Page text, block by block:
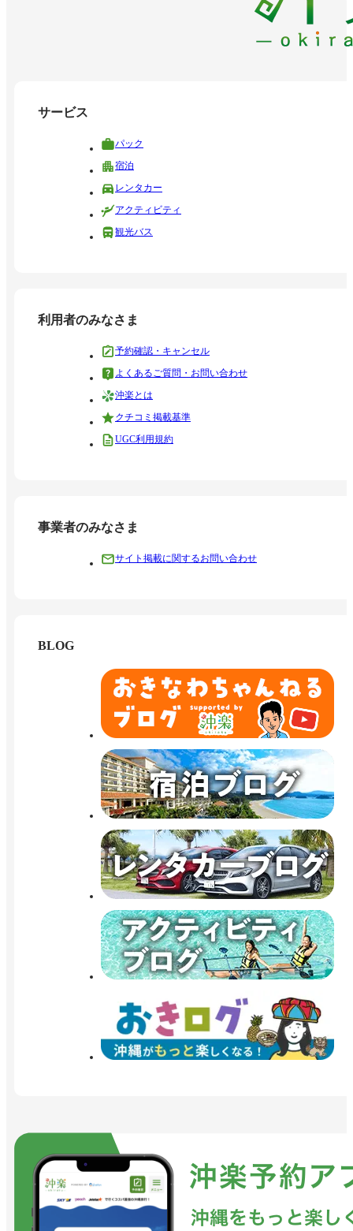
サービス
パック
宿泊
レンタカー
アクティビティ
観光バス
利用者のみなさま
予約確認・キャンセル
よくあるご質問・お問い合わせ
沖楽とは
クチコミ掲載基準
UGC利用規約
事業者のみなさま
サイト掲載に関するお問い合わせ
BLOG